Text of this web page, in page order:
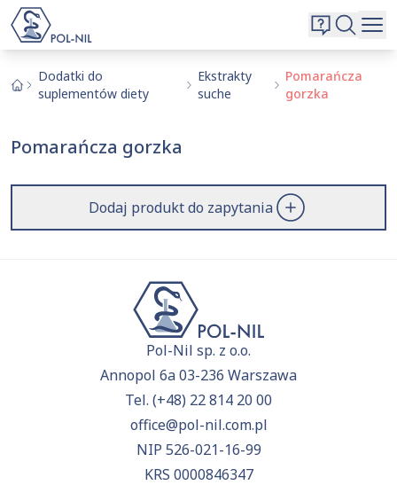
O nas
Kontakt
Dodatki do
suplementów diety
Ekstrakty
suche
Pomarańcza
gorzka
Pomarańcza gorzka
Dodaj produkt do zapytania
Pol-Nil sp. z o.o.
Annopol 6a 03-236 Warszawa
Tel. (+48) 22 814 20 00
office@pol-nil.com.pl
NIP 526-021-16-99
KRS 0000846347
Wybrane surowce i substancje
Aktualnie niczego nie dodałeś do zapytania.
Wyszukiwarka
Szukaj